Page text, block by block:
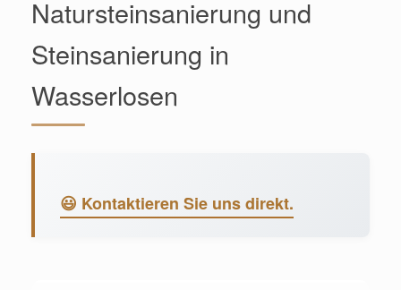
Natursteinsanierung und
Steinsanierung in
Wasserlosen
😃 Kontaktieren Sie uns direkt.